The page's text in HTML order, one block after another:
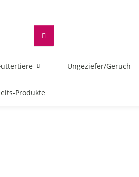
Ungeziefer/Geruch
Produkte